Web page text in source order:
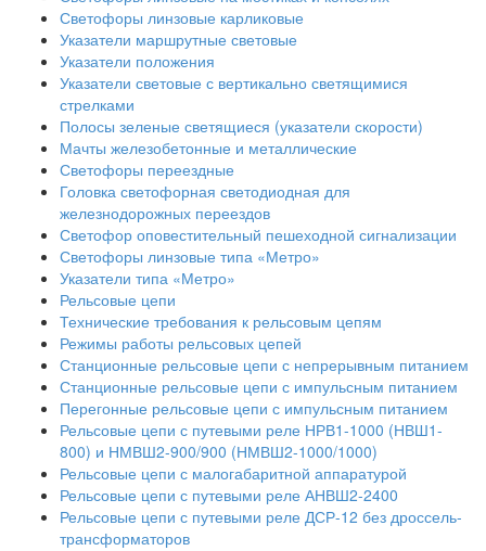
Светофоры линзовые карликовые
Указатели маршрутные световые
Указатели положения
Указатели световые с вертикально светящимися
стрелками
Полосы зеленые светящиеся (указатели скорости)
Мачты железобетонные и металлические
Светофоры переездные
Головка светофорная светодиодная для
железнодорожных переездов
Светофор оповестительный пешеходной сигнализации
Светофоры линзовые типа «Метро»
Указатели типа «Метро»
Рельсовые цепи
Технические требования к рельсовым цепям
Режимы работы рельсовых цепей
Станционные рельсовые цепи с непрерывным питанием
Станционные рельсовые цепи с импульсным питанием
Перегонные рельсовые цепи с импульсным питанием
Рельсовые цепи с путевыми реле НРВ1-1000 (НВШ1-
800) и НМВШ2-900/900 (НМВШ2-1000/1000)
Рельсовые цепи с малогабаритной аппаратурой
Рельсовые цепи с путевыми реле АНВШ2-2400
Рельсовые цепи с путевыми реле ДСР-12 без дроссель-
трансформаторов